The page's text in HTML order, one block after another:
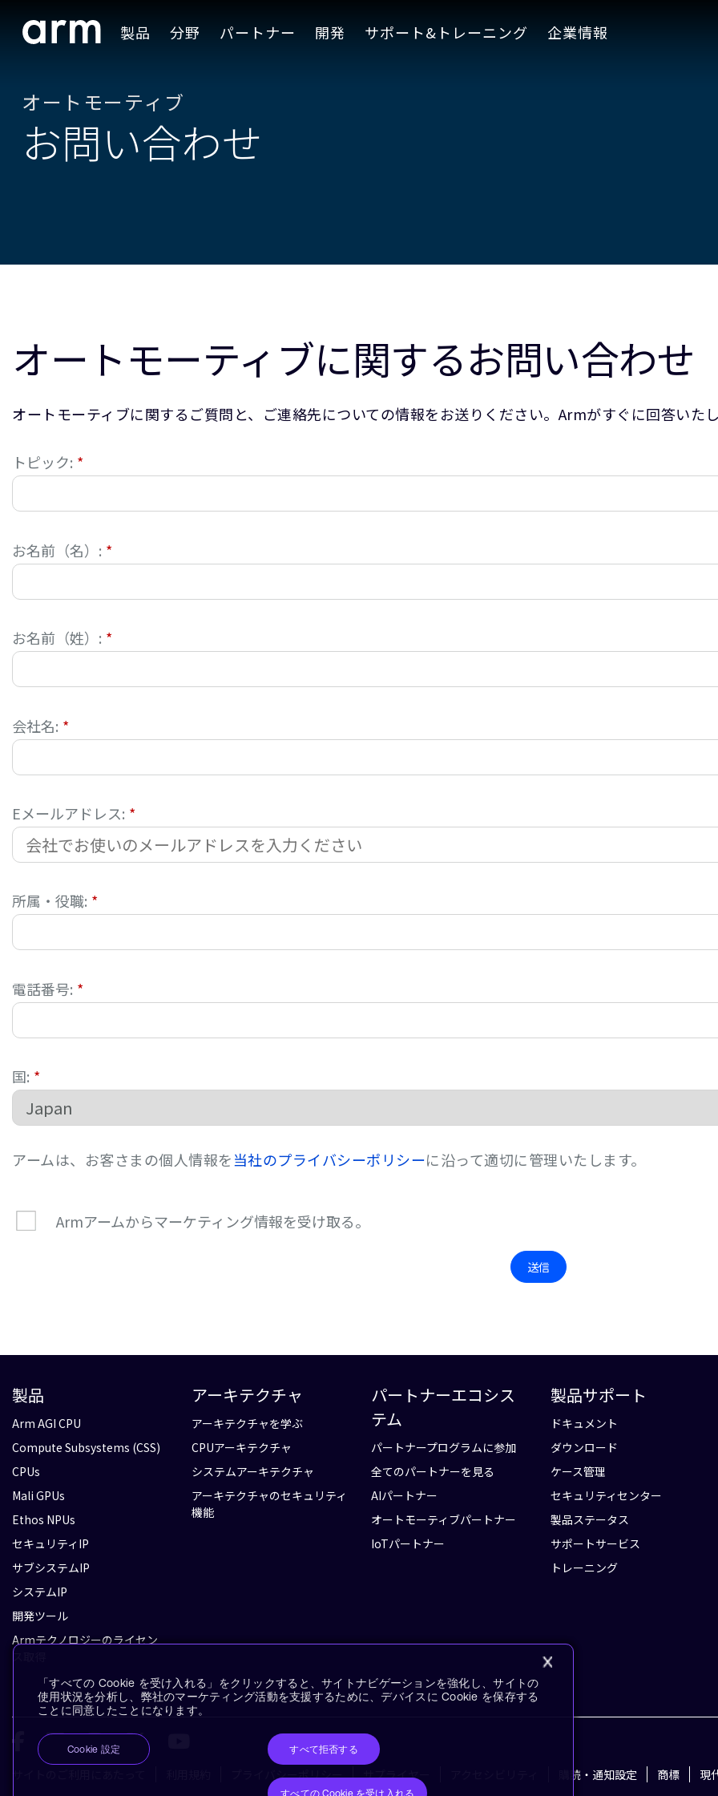
Skip to Footer 製品 分野 パートナー 開発 サポート&トレーニング 企業情報
オートモーティブ
お問い合わせ
オートモーティブに関するお問い合わせ
オートモーティブに関するご質問と、ご連絡先についての情報をお送りください。Armがすぐに回答いた
*
トピック:
*
お名前（名）:
*
お名前（姓）:
*
会社名:
*
Eメールアドレス:
*
所属・役職:
*
電話番号:
*
国:
アームは、お客さまの個人情報を当社のプライバシーポリシーに沿って適切に管理いたします。
Armアームからマーケティング情報を受け取る。
送信
製品
Arm AGI CPU
Compute Subsystems (CSS)
CPUs
Mali GPUs
Ethos NPUs
セキュリティIP
サブシステムIP
システムIP
開発ツール
Armテクノロジーのライセン
ス取得
アーキテクチャ
アーキテクチャを学ぶ
CPUアーキテクチャ
システムアーキテクチャ
アーキテクチャのセキュリティ
機能
パートナーエコシス
テム
パートナープログラムに参加
全てのパートナーを見る
AIパートナー
オートモーティブパートナー
IoTパートナー
製品サポート
ドキュメント
ダウンロード
ケース管理
セキュリティセンター
製品ステータス
サポートサービス
トレーニング
プライバシーポリシー サプライヤー 購読・通知設定 商標 現
「すべての Cookie を受け入れる」をクリックすると、サイトナビゲーションを強化し、サイトの
使用状況を分析し、弊社のマーケティング活動を支援するために、デバイスに Cookie を保存する
ことに同意したことになります。
すべて拒否する
すべての Cookie を受け入れる
Cookie 設定